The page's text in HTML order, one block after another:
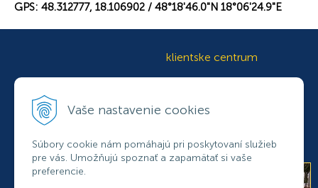
Vaše nastavenie cookies
Súbory cookie nám pomáhajú pri poskytovaní služieb
pre vás. Umožňujú spoznať a zapamätať si vaše
preferencie.
GPS: 48.312777, 18.106902 / 48°18'46.0"N 18°06'24.9"E
klientske centrum
+421 37
klientcentrum@osbdnr.sk